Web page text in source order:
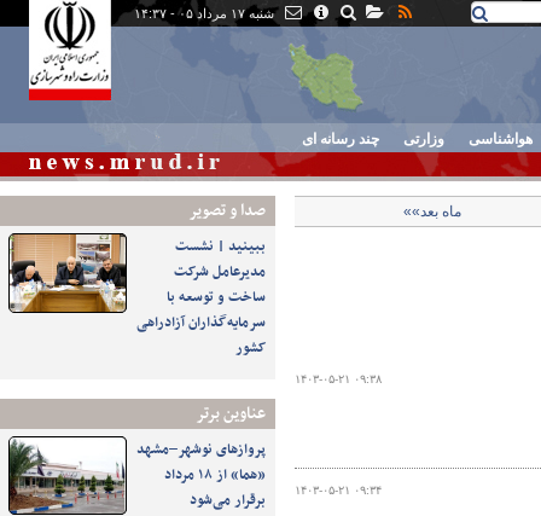
شنبه ۱۷ مرداد ۰۵ - ۱۴:۳۷
هواشناسی وزارتی چند رسانه ای
صدا و تصوير
ببینید | نشست
مدیرعامل شرکت
ساخت و توسعه با
سرمایه‌گذاران آزادراهی
کشور
عناوین برتر
پروازهای نوشهر–مشهد
«هما» از ۱۸ مرداد
برقرار می‌شود
ماه بعد»»
۱۴۰۳-۰۵-۲۱ ۰۹:۳۸
۱۴۰۳-۰۵-۲۱ ۰۹:۳۴